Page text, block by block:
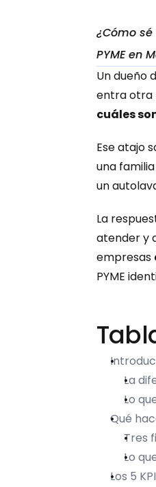
¿Cómo
PYME en
Un dueño
entra otra
cuáles
Ese atajo
una
un
La
atender y
empresas
PYME
La
Lo
Qué
Tres
Lo
Los 5